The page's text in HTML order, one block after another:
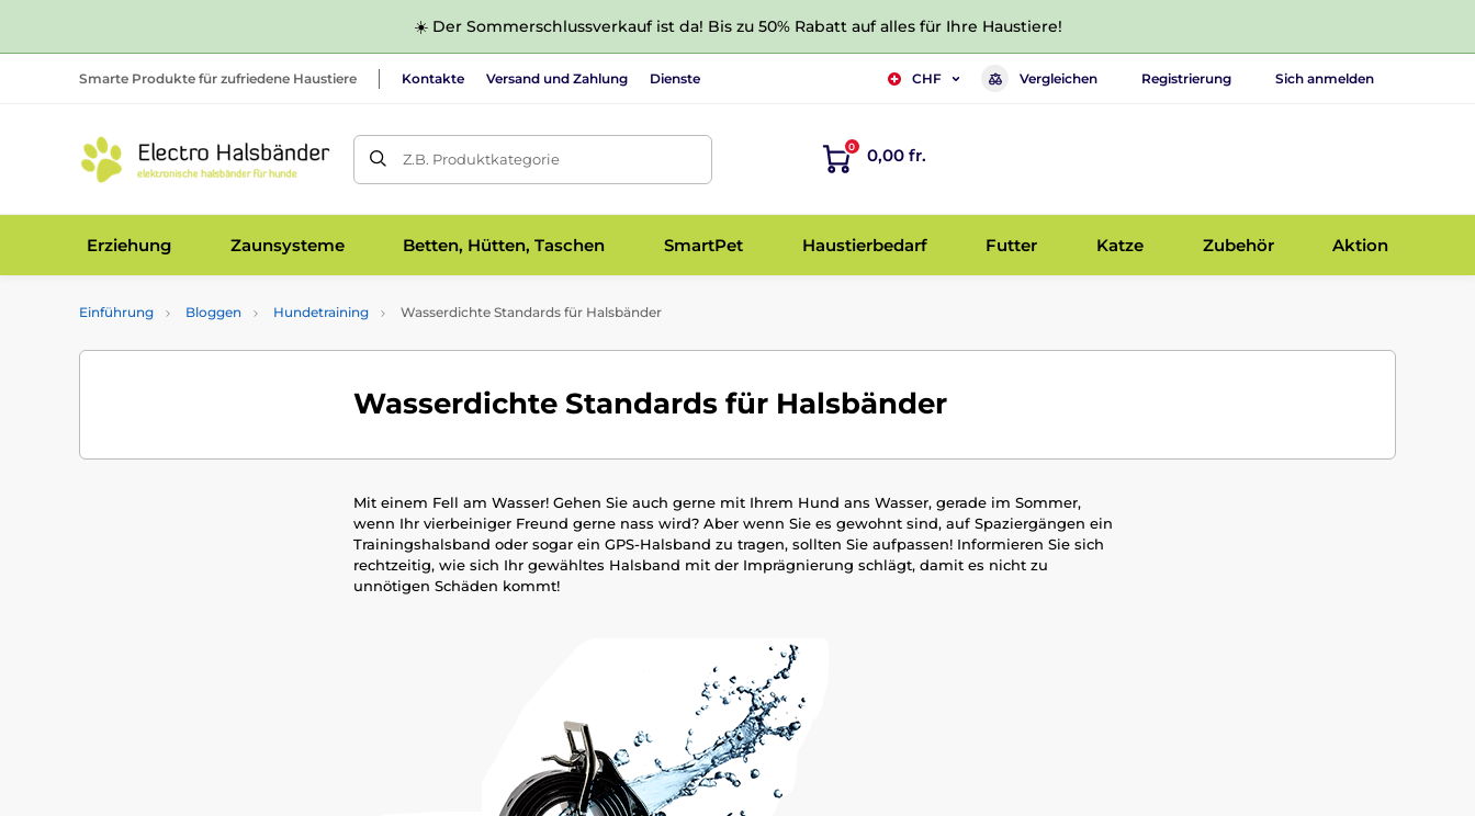
☀️ Der Sommerschlussverkauf ist da! Bis zu 50% Rabatt auf alles für Ihre Haustiere!
Smarte Produkte für zufriedene Haustiere Kontakte Versand und Zahlung Dienste CHF Vergleichen Registrierung Sich anmelden
Z.B. Produktkategorie
0 0,00 fr.
Erziehung Zaunsysteme Betten, Hütten, Taschen SmartPet Haustierbedarf Futter Katze Zubehör Aktion
Einführung Bloggen Hundetraining Wasserdichte Standards für Halsbänder
Wasserdichte Standards für Halsbänder
Mit einem Fell am Wasser! Gehen Sie auch gerne mit Ihrem Hund ans Wasser, gerade im Sommer,
wenn Ihr vierbeiniger Freund gerne nass wird? Aber wenn Sie es gewohnt sind, auf Spaziergängen ein
Trainingshalsband oder sogar ein GPS-Halsband zu tragen, sollten Sie aufpassen! Informieren Sie sich
rechtzeitig, wie sich Ihr gewähltes Halsband mit der Imprägnierung schlägt, damit es nicht zu
unnötigen Schäden kommt!